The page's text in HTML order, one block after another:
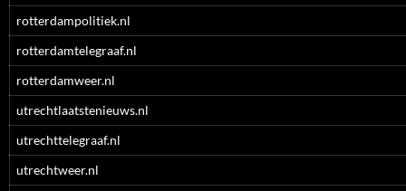
rotterdampolitiek.nl
rotterdamtelegraaf.nl
rotterdamweer.nl
utrechtlaatstenieuws.nl
utrechttelegraaf.nl
utrechtweer.nl